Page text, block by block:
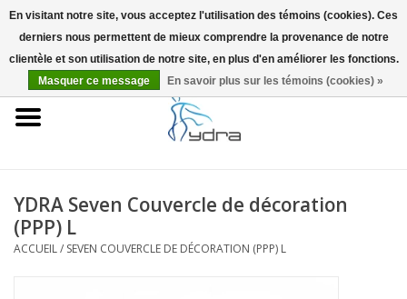
EUR
Accueil
Infos
YDRA Seven Couvercle de décoration
(PPP) L
ACCUEIL/ SEVEN COUVERCLE DE DÉCORATION (PPP) L
En visitant notre site, vous acceptez l'utilisation des témoins (cookies). Ces
derniers nous permettent de mieux comprendre la provenance de notre
clientèle et son utilisation de notre site, en plus d'en améliorer les fonctions.
Masquer ce message
En savoir plus sur les témoins (cookies) »